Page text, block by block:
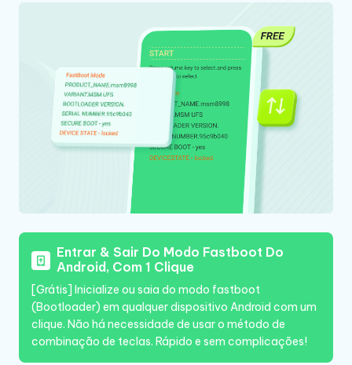
Entrar & Sair Do Modo Fastboot Do
Android, Com 1 Clique
[Grátis] Inicialize ou saia do modo fastboot
(Bootloader) em qualquer dispositivo Android com um
clique. Não há necessidade de usar o método de
combinação de teclas. Rápido e sem complicações!